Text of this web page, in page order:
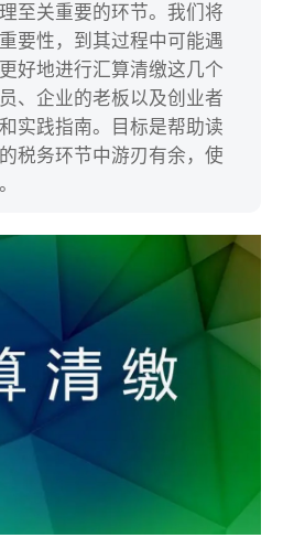
至关重要的环节。我们将
要性，到其过程中可能遇
好地进行汇算清缴这几个
、企业的老板以及创业者
实践指南。目标是帮助读
税务环节中游刃有余，使